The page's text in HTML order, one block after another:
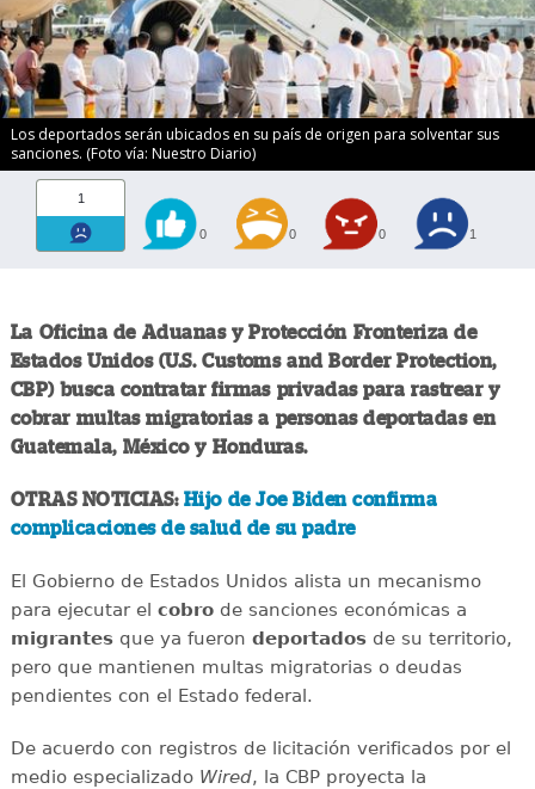
Los deportados serán ubicados en su país de origen para solventar sus
sanciones. (Foto vía: Nuestro Diario)
1
0 0 0 1
La Oficina de Aduanas y Protección Fronteriza de
Estados Unidos (U.S. Customs and Border Protection,
CBP) busca contratar firmas privadas para rastrear y
cobrar multas migratorias a personas deportadas en
Guatemala, México y Honduras.
OTRAS NOTICIAS:Hijo de Joe Biden confirma
complicaciones de salud de su padre
El Gobierno de Estados Unidos alista un mecanismo
para ejecutar el cobrode sanciones económicas a
migrantesque ya fueron deportadosde su territorio,
pero que mantienen multas migratorias o deudas
pendientes con el Estado federal.
De acuerdo con registros de licitación verificados por el
medio especializado Wired, la CBP proyecta la